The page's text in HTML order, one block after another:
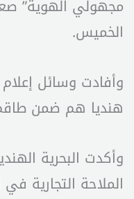
مجهولي الهوية”
الخميس.
هنديا هم ضمن
وأكدت البحرية
الملاحة التجارية